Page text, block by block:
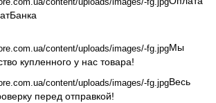
Мы
купленного у нас товара!
Весь
перед отправкой!